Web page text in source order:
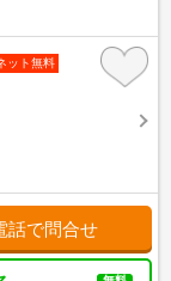
ット無料
話で問合せ